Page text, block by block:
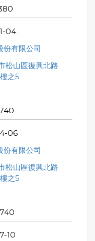
04
份有限公司
松山區復興北路
之5
06
份有限公司
松山區復興北路
之5
10